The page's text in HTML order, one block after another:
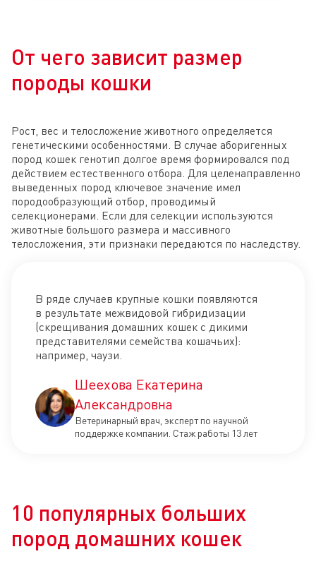
От чего зависит размер
породы кошки
Рост, вес и телосложение животного определяется
генетическими особенностями. В случае аборигенных
пород кошек генотип долгое время формировался под
действием естественного отбора. Для целенаправленно
выведенных пород ключевое значение имел
породообразующий отбор, проводимый
селекционерами. Если для селекции используются
животные большого размера и массивного
телосложения, эти признаки передаются по наследству.
В ряде случаев крупные кошки появляются
в результате межвидовой гибридизации
(скрещивания домашних кошек с дикими
представителями семейства кошачьих):
например, чаузи.
Шеехова Екатерина
Александровна
Ветеринарный врач, эксперт по научной
поддержке компании. Стаж работы 13 лет
10 популярных больших
пород домашних кошек